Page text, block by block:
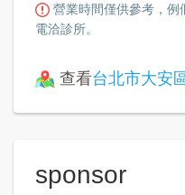
營業時間僅供參考，例
電洽診所。
查看台北市大安
sponsor